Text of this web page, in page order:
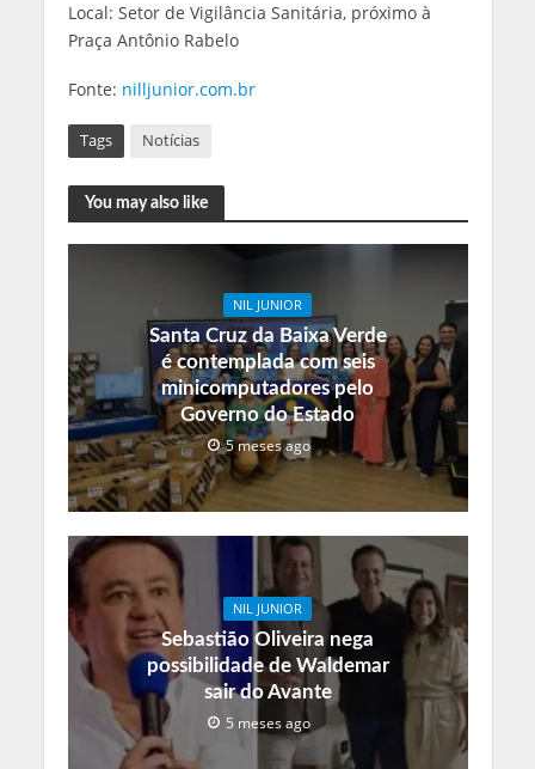
Local: Setor de Vigilância Sanitária, próximo à
Praça Antônio Rabelo
Fonte: nilljunior.com.br
Tags Notícias
You may also like
NIL JUNIOR
Santa Cruz da Baixa Verde
é contemplada com seis
minicomputadores pelo
Governo do Estado
5 meses ago
NIL JUNIOR
Sebastião Oliveira nega
possibilidade de Waldemar
sair do Avante
5 meses ago